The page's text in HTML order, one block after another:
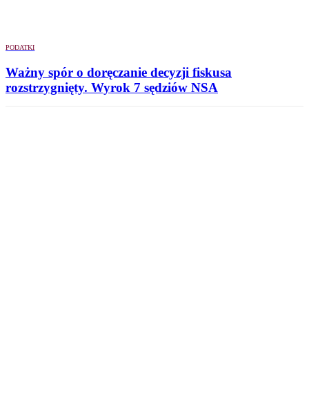
PODATKI
Ważny spór o doręczanie decyzji fiskusa
rozstrzygnięty. Wyrok 7 sędziów NSA